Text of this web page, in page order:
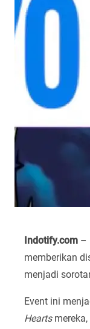
Indotify.com –
memberikan
menjadi
Event ini
Heartsmereka,